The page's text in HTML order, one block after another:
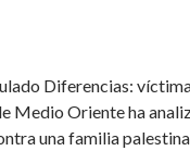
Diferencias:
Medio Oriente ha
una familia